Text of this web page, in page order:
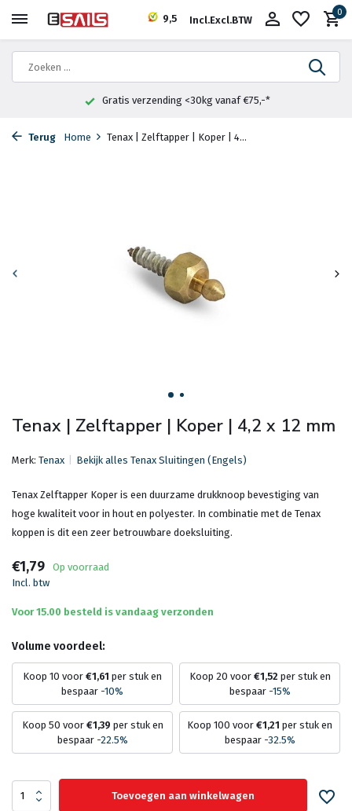
9,5 Incl.Excl.BTW
0
Gratis verzending <30kg vanaf €75,-*
Terug Home Tenax | Zelftapper | Koper | 4...
Tenax | Zelftapper | Koper | 4,2 x 12 mm
Merk: Tenax Bekijk alles Tenax Sluitingen (Engels)
Tenax Zelftapper Koper is een duurzame drukknoop bevestiging van
hoge kwaliteit voor in hout en polyester. In combinatie met de Tenax
koppen is dit een zeer betrouwbare doeksluiting.
€1,79
Op voorraad
Incl. btw
Voor 15.00 besteld is vandaag verzonden
Volume voordeel:
Koop 10 voor €1,61 per stuk en
bespaar -10%
Koop 20 voor €1,52 per stuk en
bespaar -15%
Koop 50 voor €1,39 per stuk en
bespaar -22.5%
Koop 100 voor €1,21 per stuk en
bespaar -32.5%
Toevoegen aan winkelwagen